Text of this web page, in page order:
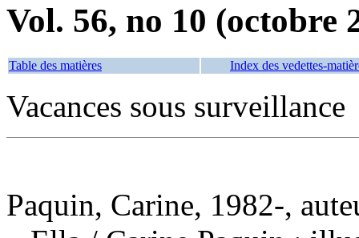
Vol. 56, no 10 (octobre
Table des matières Index des vedettes-
Vacances sous surveillance
Paquin, Carine, 1982-,